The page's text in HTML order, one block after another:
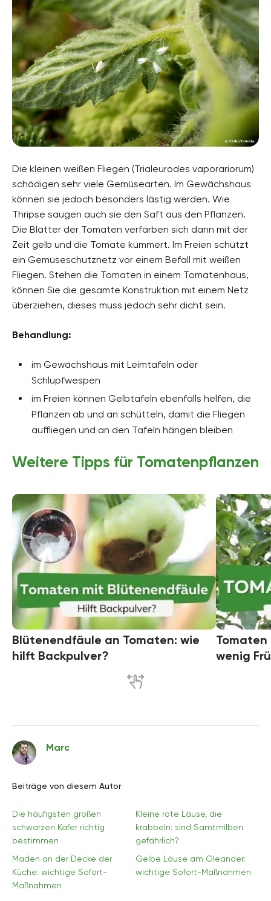
Die kleinen weißen Fliegen (Trialeurodes vaporariorum)
schädigen sehr viele Gemüsearten. Im Gewächshaus
können sie jedoch besonders lästig werden. Wie
Thripse saugen auch sie den Saft aus den Pflanzen.
Die Blätter der Tomaten verfärben sich dann mit der
Zeit gelb und die Tomate kümmert. Im Freien schützt
ein Gemüseschutznetz vor einem Befall mit weißen
Fliegen. Stehen die Tomaten in einem Tomatenhaus,
können Sie die gesamte Konstruktion mit einem Netz
überziehen, dieses muss jedoch sehr dicht sein.
Behandlung:
im Gewächshaus mit Leimtafeln oder
Schlupfwespen
im Freien können Gelbtafeln ebenfalls helfen, die
Pflanzen ab und an schütteln, damit die Fliegen
auffliegen und an den Tafeln hängen bleiben
Weitere Tipps für Tomatenpflanzen
Blütenendfäule an Tomaten: wie
hilft Backpulver?
wenig
Marc
Beiträge von diesem Autor
Die häufigsten großen
schwarzen Käfer richtig
bestimmen
Kleine rote Läuse, die
krabbeln: sind Samtmilben
gefährlich?
Maden an der Decke der
Küche: wichtige Sofort-
Maßnahmen
Gelbe Läuse am Oleander:
wichtige Sofort-Maßnahmen